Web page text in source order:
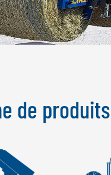
de produits